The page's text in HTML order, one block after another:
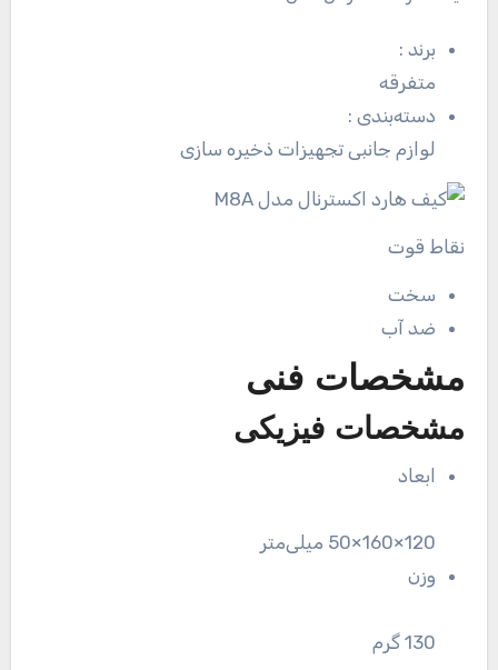
برند:
متفرقه
دسته‌بندی:
لوازم جانبی تجهیزات ذخیره سازی
نقاط قوت
سخت
ضد آب
مشخصات فنی
مشخصات فیزیکی
ابعاد
120×160×50 میلی‌متر
وزن
130 گرم